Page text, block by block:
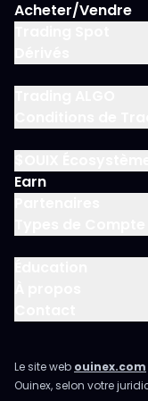
Acheter/Vendre
Earn
Le site web ouinex.com
Ouinex, selon votre